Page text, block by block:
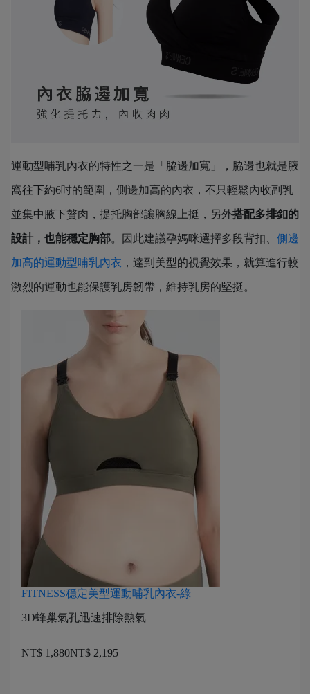
運動型哺乳內衣的特性之一是「脇邊加寬」，脇邊也就是腋
窩往下約6吋的範圍，側邊加高的內衣，不只輕鬆內收副乳
並集中腋下贅肉，提托胸部讓胸線上挺，另外搭配多排釦的
設計，也能穩定胸部。因此建議孕媽咪選擇多段背扣、 側邊
加高的運動型哺乳內衣 ，達到美型的視覺效果，就算進行較
激烈的運動也能保護乳房韌帶，維持乳房的堅挺。
FITNESS穩定美型運動哺乳內衣-綠
3D蜂巢氣孔迅速排除熱氣
NT$ 1,880NT$ 2,195